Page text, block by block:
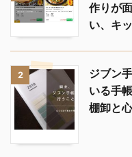
作りが
い、キ
2
ジブン
いる手
棚卸と